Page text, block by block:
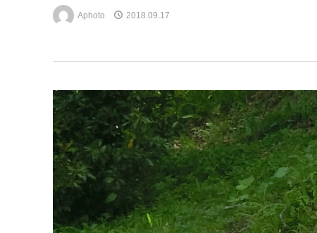
Aphoto 2018.09.17